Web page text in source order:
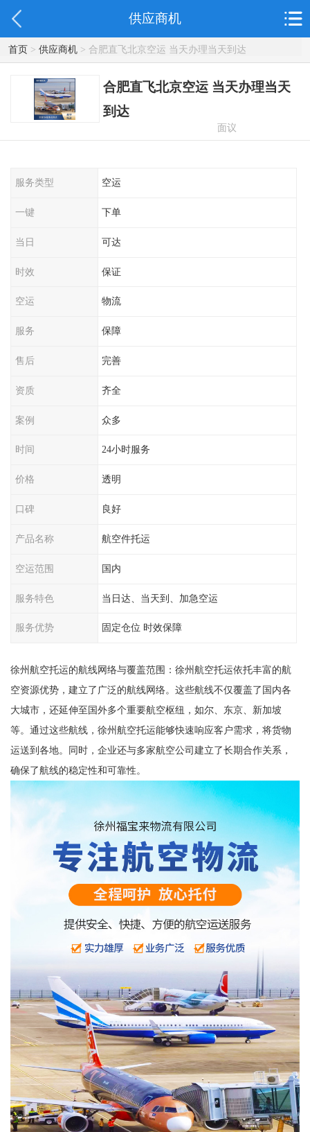
供应商机
首页> 供应商机> 合肥直飞北京空运 当天办理当天到达
合肥直飞北京空运 当天办理当天
到达
面议
服务类型 空运
一键 下单
当日 可达
时效 保证
空运 物流
服务 保障
售后 完善
资质 齐全
案例 众多
时间 24小时服务
价格 透明
口碑 良好
产品名称 航空件托运
空运范围 国内
服务特色 当日达、当天到、加急空运
服务优势 固定仓位 时效保障
徐州航空托运的航线网络与覆盖范围：徐州航空托运依托丰富的航
空资源优势，建立了广泛的航线网络。这些航线不仅覆盖了国内各
大城市，还延伸至国外多个重要航空枢纽，如尔、东京、新加坡
等。通过这些航线，徐州航空托运能够快速响应客户需求，将货物
运送到各地。同时，企业还与多家航空公司建立了长期合作关系，
确保了航线的稳定性和可靠性。